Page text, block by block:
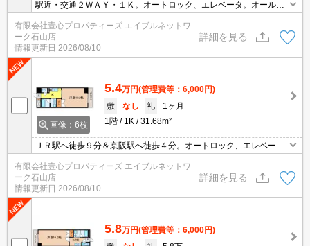
駅近・交通２ＷＡＹ・１Ｋ。オートロック、エレベータ。オール電
化。うれしい３点セパレート。シャンドレ、ウォシュレット、室内
洗濯機置場、ＩＨコンロ、エアコン、ＴＶモニタホンなど設備充
実。琵琶湖花火大会は屋上にて鑑賞出来ます。
有限会社壹心プロパティーズ エイブルネットワ
ーク石山店
情報更新日 2026/08/10
詳細を見る
画像：6枚
5.4万円(管理費等：6,000円)
敷
なし 礼
1ヶ月
1階
1K 31.68m²
ＪＲ駅へ徒歩９分＆京阪駅へ徒歩４分。オートロック、エレベー
タ、オール電化。２口電気コンロ、シャンドレ、ウォシュレット、
ＴＶモニタホン付き。琵琶湖大花火大会を屋上で鑑賞できます。
有限会社壹心プロパティーズ エイブルネットワ
ーク石山店
情報更新日 2026/08/10
詳細を見る
5.8万円(管理費等：6,000円)